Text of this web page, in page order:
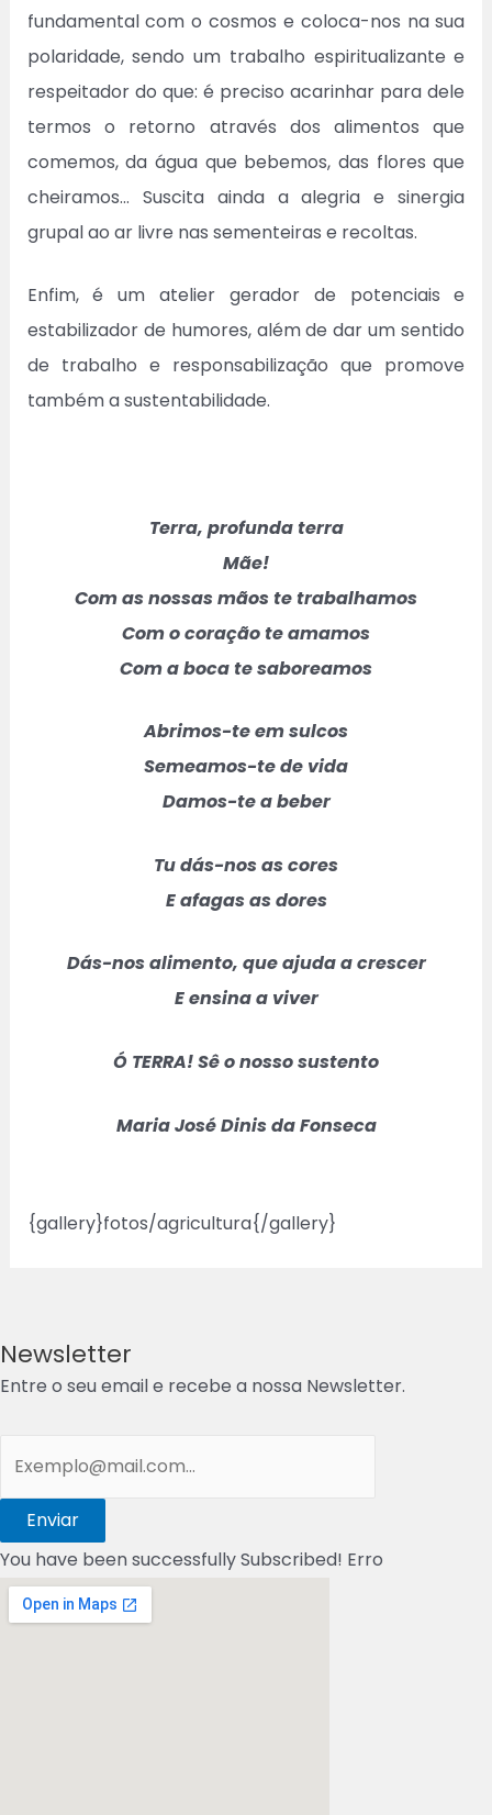
fundamental com o cosmos e coloca-nos na sua
polaridade, sendo um trabalho espiritualizante e
respeitador do que: é preciso acarinhar para dele
termos o retorno através dos alimentos que
comemos, da água que bebemos, das flores que
cheiramos… Suscita ainda a alegria e sinergia
grupal ao ar livre nas sementeiras e recoltas.
Enfim, é um atelier gerador de potenciais e
estabilizador de humores, além de dar um sentido
de trabalho e responsabilização que promove
também a sustentabilidade.
Terra, profunda terra
Mãe!
Com as nossas mãos te trabalhamos
Com o coração te amamos
Com a boca te saboreamos
Abrimos-te em sulcos
Semeamos-te de vida
Damos-te a beber
Tu dás-nos as cores
E afagas as dores
Dás-nos alimento, que ajuda a crescer
E ensina a viver
Ó TERRA! Sê o nosso sustento
Maria José Dinis da Fonseca
{gallery}fotos/agricultura{/gallery}
Newsletter
Entre o seu email e recebe a nossa Newsletter.
Enviar
You have been successfully Subscribed! Erro